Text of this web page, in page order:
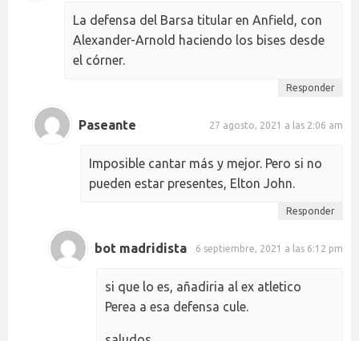
La defensa del Barsa titular en Anfield, con
Alexander-Arnold haciendo los bises desde
el córner.
Responder
Paseante 27 agosto, 2021 a las 2:06 am
Imposible cantar más y mejor. Pero si no
pueden estar presentes, Elton John.
Responder
bot madridista 6 septiembre, 2021 a las 6:12 pm
si que lo es, añadiria al ex atletico
Perea a esa defensa cule.